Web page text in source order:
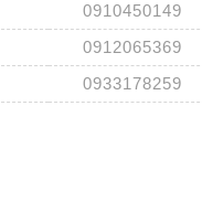
0910450149
0912065369
0933178259